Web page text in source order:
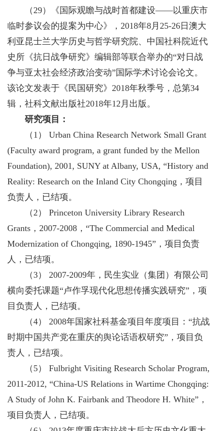
（29）《国际观瞻与战时首都建设——以重庆市
临时参议会的提案为中心》，2018年8月25-26日澳大
利亚昆士兰大学历史与哲学研究院、中国社科院近代
史所《抗日战争研究》编辑部等联合举办的“对日战
争与亚太社会经济政治变动”国际学术讨论会论文。
该论文发表于《民国研究》2018年秋季号，总第34
辑，社科文献出版社2018年12月出版。
研究项目：
（1） Urban China Research Network Small Grant
(Faculty award program, a grant funded by the Mellon
Foundation), 2001, SUNY at Albany, USA, “History and
Reality: Research on the Inland City Chongqing，项目
负责人，已结项。
（2） Princeton University Library Research
Grants，2007-2008，“The Commercial and Medical
Modernization of Chongqing, 1890-1945”，项目负责
人，已结项。
（3） 2007-2009年，民生实业（集团）有限公司
横向委托课题“卢作孚现代化思想传播实践研究”，项
目负责人，已结项。
（4） 2008年国家社科基金项目年度项目：“抗战
时期中国共产党在重庆的舆论话语权研究”，项目负
责人，已结项。
（5） Fulbright Visiting Research Scholar Program,
2011-2012, “China-US Relations in Wartime Chongqing:
A Study of John K. Fairbank and Theodore H. White”，
项目负责人，已结项。